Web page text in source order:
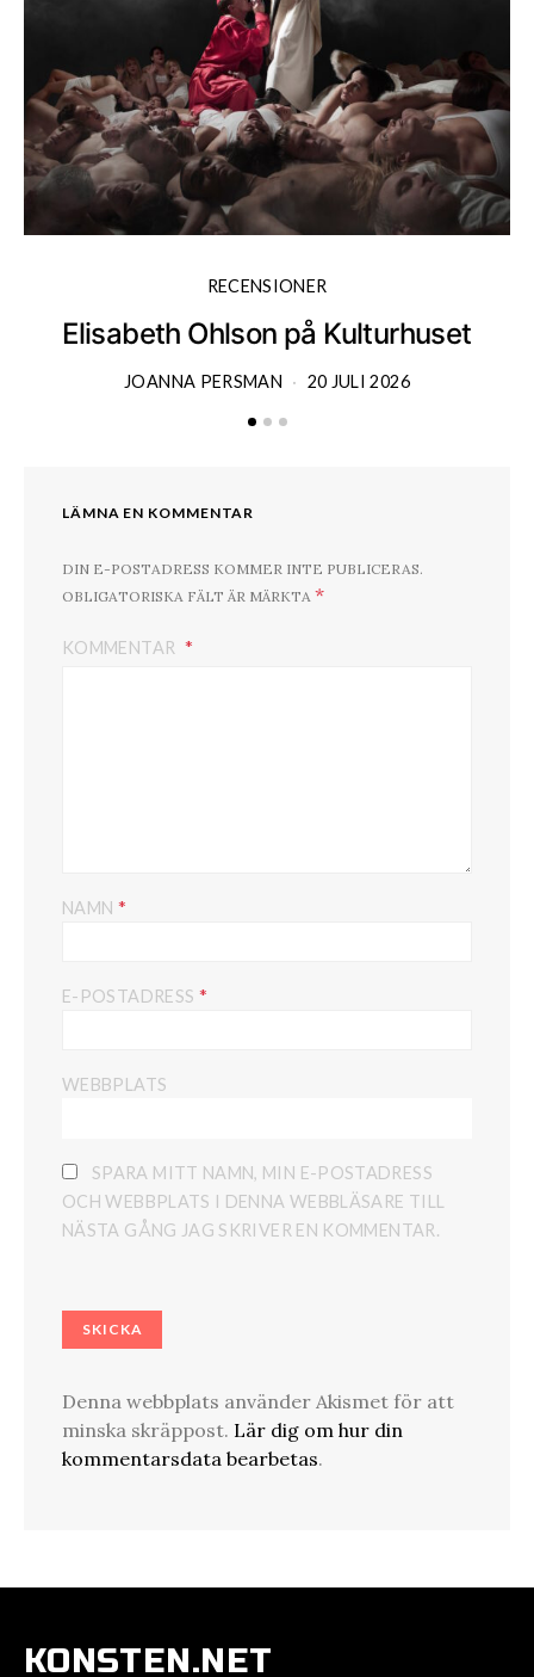
RECENSIONER
Elisabeth Ohlson på Kulturhuset
JOANNA PERSMAN 20 JULI 2026
LÄMNA EN KOMMENTAR
DIN E-POSTADRESS KOMMER INTE PUBLICERAS.
OBLIGATORISKA FÄLT ÄR MÄRKTA *
KOMMENTAR
NAMN *
E-POSTADRESS *
WEBBPLATS
SPARA MITT NAMN, MIN E-POSTADRESS
OCH WEBBPLATS I DENNA WEBBLÄSARE TILL
NÄSTA GÅNG JAG SKRIVER EN KOMMENTAR.
Denna webbplats använder Akismet för att
minska skräppost. Lär dig om hur din
kommentarsdata bearbetas.
KONSTEN.NET